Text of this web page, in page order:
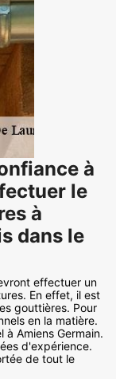
à
le
à
dans le
effectuer un
En effet, il est
gouttières. Pour
en la matière.
Amiens Germain.
d'expérience.
de tout le